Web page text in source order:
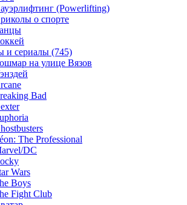
(Powerlifting)
о спорте
и сериалы (745)
на улице Вязов
Bad
The Professional
DC
Wars
Boys
Fight Club